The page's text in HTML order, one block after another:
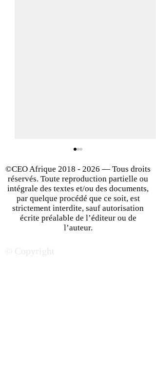
Oser se lancer : les
entrepreneurial
©CEO Afrique 2018 - 2026 — Tous droits
réservés. Toute reproduction partielle ou
intégrale des textes et/ou des documents,
par quelque procédé que ce soit, est
strictement interdite, sauf autorisation
écrite préalable de l’éditeur ou de
l’auteur.
© Copyright